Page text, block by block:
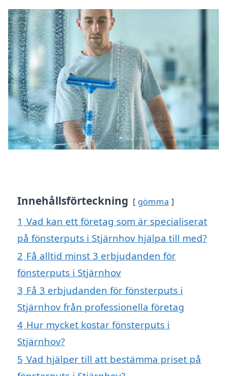
Innehållsförteckning gömma
1 Vad kan ett företag som är specialiserat
på fönsterputs i Stjärnhov hjälpa till med?
2 Få alltid minst 3 erbjudanden för
fönsterputs i Stjärnhov
3 Få 3 erbjudanden för fönsterputs i
Stjärnhov från professionella företag
4 Hur mycket kostar fönsterputs i
Stjärnhov?
5 Vad hjälper till att bestämma priset på